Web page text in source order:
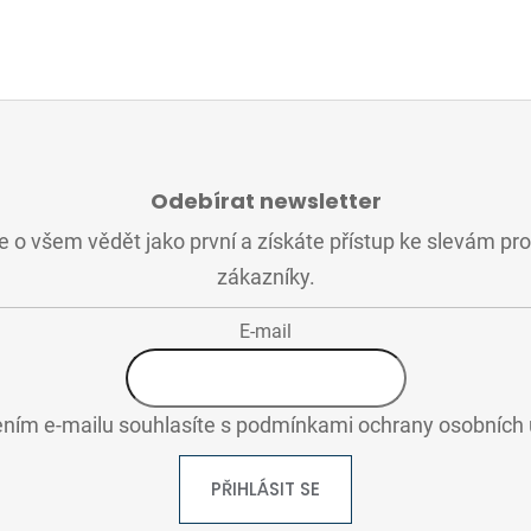
Odebírat newsletter
o všem vědět jako první a získáte přístup ke slevám
zákazníky.
E-mail
e-mailu souhlasíte s podmínkami ochrany osobních
PŘIHLÁSIT SE